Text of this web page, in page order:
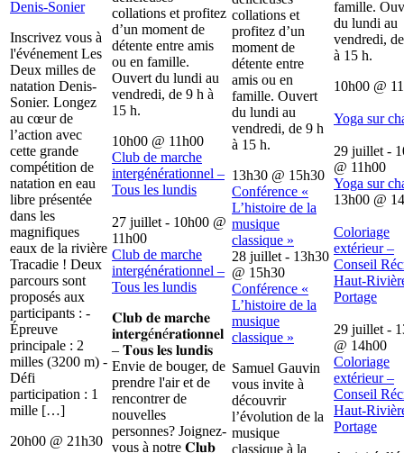
Denis-Sonier
Inscrivez vous à
l'événement Les
Deux milles de
natation Denis-
Sonier. Longez
au cœur de
l’action avec
cette grande
compétition de
natation en eau
libre présentée
dans les
magnifiques
eaux de la rivière
Tracadie ! Deux
parcours sont
proposés aux
participants : -
Épreuve
principale : 2
milles (3200 m) -
Défi
participation : 1
mille […]
20h00 @ 21h30
collations et profitez
d’un moment de
détente entre amis
ou en famille.
Ouvert du lundi au
vendredi, de 9 h à
15 h.
10h00 @ 11h00
Club de marche
intergénérationnel –
Tous les lundis
27 juillet - 10h00 @
11h00
Club de marche
intergénérationnel –
Tous les lundis
𝐂𝐥𝐮𝐛 𝐝𝐞 𝐦𝐚𝐫𝐜𝐡𝐞
𝐢𝐧𝐭𝐞𝐫𝐠é𝐧é𝐫𝐚𝐭𝐢𝐨𝐧𝐧𝐞𝐥
– 𝐓𝐨𝐮𝐬 𝐥𝐞𝐬 𝐥𝐮𝐧𝐝𝐢𝐬
Envie de bouger, de
prendre l'air et de
rencontrer de
nouvelles
personnes? Joignez-
vous à notre 𝐂𝐥𝐮𝐛
collations et
profitez d’un
moment de
détente entre
amis ou en
famille. Ouvert
du lundi au
vendredi, de 9 h
à 15 h.
13h30 @ 15h30
Conférence «
L’histoire de la
musique
classique »
28 juillet - 13h30
@ 15h30
Conférence «
L’histoire de la
musique
classique »
Samuel Gauvin
vous invite à
découvrir
l’évolution de la
musique
classique à la
famille.
du lundi au
vendredi,
à 15 h.
10h00 @
Yoga sur
29 juillet -
@ 11h00
Yoga sur
13h00 @
Coloriage
extérieur –
Conseil
Haut-
Portage
29 juillet -
@ 14h00
Coloriage
extérieur –
Conseil
Haut-
Portage